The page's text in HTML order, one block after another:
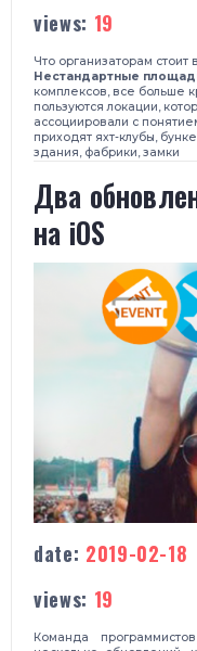
views: 19
Что организаторам
Нестандартные
комплексов, все больше
пользуются локации,
ассоциировали с
приходят яхт-клубы,
здания, фабрики, замки
Два
на iOS
date: 2019-02-18
views: 19
Команда